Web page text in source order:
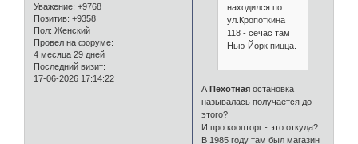
Уважение: +9768
Позитив: +9358
Пол: Женский
Провел на форуме:
4 месяца 29 дней
Последний визит:
17-06-2026 17:14:22
находился по
ул.Кропоткина
118 - сечас там
Нью-Йорк пицца.
А Пехотная остановка
называлась получается до
этого?
И про коопторг - это откуда?
В 1985 году там был магазин